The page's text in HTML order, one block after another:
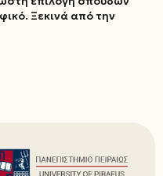
Ξεκινά από την